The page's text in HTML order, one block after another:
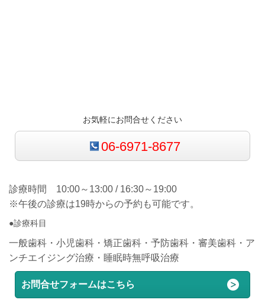
お気軽にお問合せください
06-6971-8677
診療時間 10:00～13:00 / 16:30～19:00
※午後の診療は19時からの予約も可能です。
●診療科目
一般歯科・小児歯科・矯正歯科・予防歯科・審美歯科・ア
ンチエイジング治療・睡眠時無呼吸治療
お問合せフォームはこちら